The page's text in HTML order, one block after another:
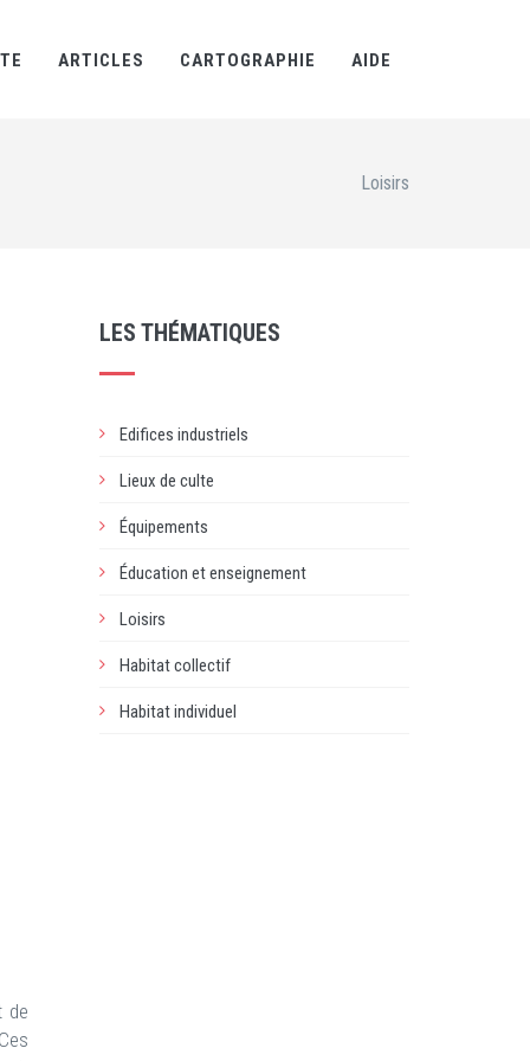
ARTICLES CARTOGRAPHIE AIDE
Loisirs
de
LES THÉMATIQUES
Edifices industriels
Lieux de culte
Équipements
Éducation et enseignement
Loisirs
Habitat collectif
Habitat individuel